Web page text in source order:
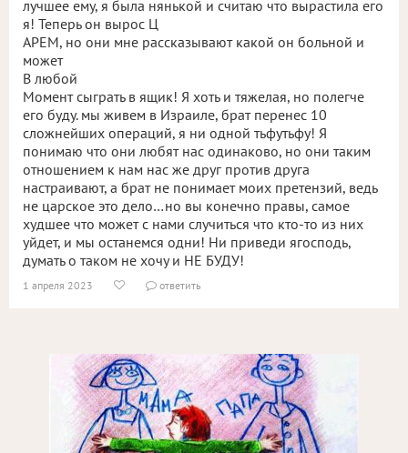
лучшее ему, я была нянькой и считаю что вырастила его
я! Теперь он вырос Ц
АРЕМ, но они мне рассказывают какой он больной и
может
В любой
Момент сыграть в ящик! Я хоть и тяжелая, но полегче
его буду. мы живем в Израиле, брат перенес 10
сложнейших операций, я ни одной тьфутьфу! Я
понимаю что они любят нас одинаково, но они таким
отношением к нам нас же друг против друга
настраивают, а брат не понимает моих претензий, ведь
не царское это дело…но вы конечно правы, самое
худшее что может с нами случиться что кто-то из них
уйдет, и мы останемся одни! Ни приведи ягосподь,
думать о таком не хочу и НЕ БУДУ!
1 апреля 2023   ответить